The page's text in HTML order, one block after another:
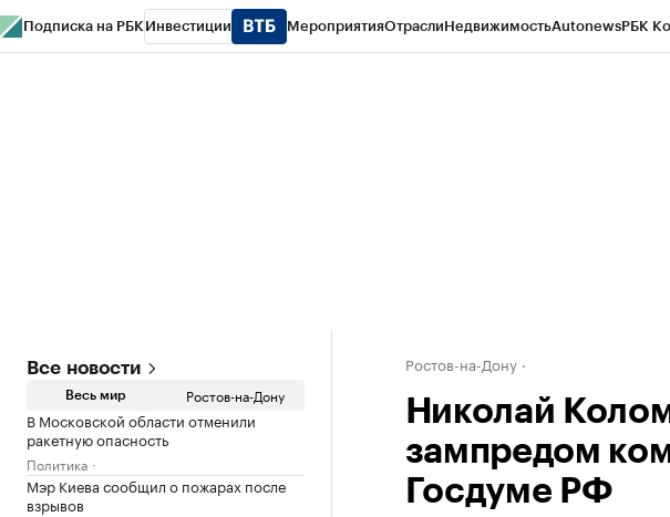
Подписка на РБК Инвестиции МероприятияОтраслиНедвижимостьAutonewsРБК
Все новости
Весь мир Ростов-на-Дону
В Московской области отменили
ракетную опасность
Политика
Мэр Киева сообщил о пожарах после
взрывов
Ростов-на-Дону
Николай
зампредом
Госдуме РФ